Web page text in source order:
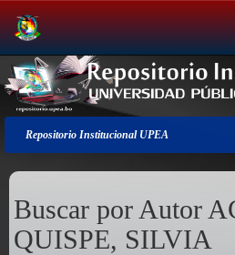
Salir
de
la
navegación
Repositorio Institucional UPEA
Buscar por Autor
QUISPE, SILVIA